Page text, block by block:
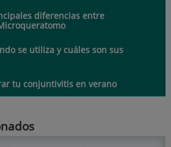
diferencias entre
se utiliza y cuáles son sus
tu conjuntivitis en verano